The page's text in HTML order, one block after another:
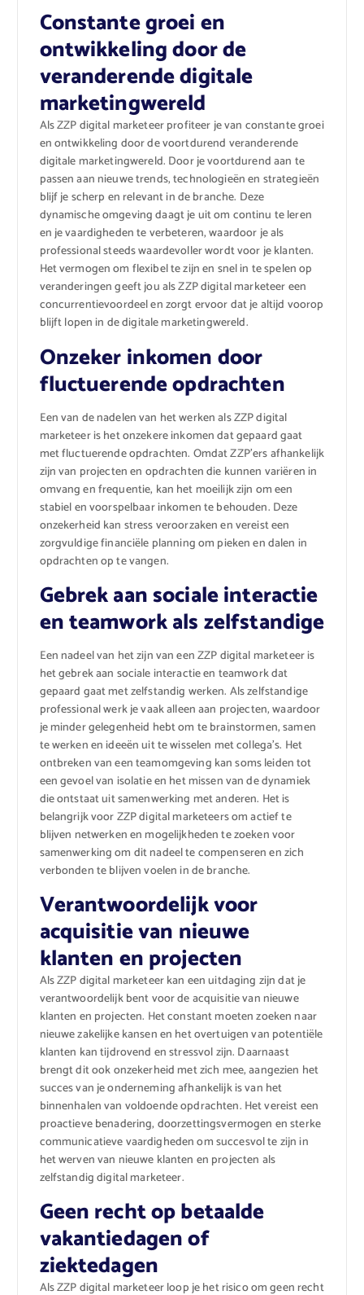
Constante groei en
ontwikkeling door de
veranderende digitale
marketingwereld
Als ZZP digital marketeer profiteer je van constante groei
en ontwikkeling door de voortdurend veranderende
digitale marketingwereld. Door je voortdurend aan te
passen aan nieuwe trends, technologieën en strategieën
blijf je scherp en relevant in de branche. Deze
dynamische omgeving daagt je uit om continu te leren
en je vaardigheden te verbeteren, waardoor je als
professional steeds waardevoller wordt voor je klanten.
Het vermogen om flexibel te zijn en snel in te spelen op
veranderingen geeft jou als ZZP digital marketeer een
concurrentievoordeel en zorgt ervoor dat je altijd voorop
blijft lopen in de digitale marketingwereld.
Onzeker inkomen door
fluctuerende opdrachten
Een van de nadelen van het werken als ZZP digital
marketeer is het onzekere inkomen dat gepaard gaat
met fluctuerende opdrachten. Omdat ZZP’ers afhankelijk
zijn van projecten en opdrachten die kunnen variëren in
omvang en frequentie, kan het moeilijk zijn om een
stabiel en voorspelbaar inkomen te behouden. Deze
onzekerheid kan stress veroorzaken en vereist een
zorgvuldige financiële planning om pieken en dalen in
opdrachten op te vangen.
Gebrek aan sociale interactie
en teamwork als zelfstandige
Een nadeel van het zijn van een ZZP digital marketeer is
het gebrek aan sociale interactie en teamwork dat
gepaard gaat met zelfstandig werken. Als zelfstandige
professional werk je vaak alleen aan projecten, waardoor
je minder gelegenheid hebt om te brainstormen, samen
te werken en ideeën uit te wisselen met collega’s. Het
ontbreken van een teamomgeving kan soms leiden tot
een gevoel van isolatie en het missen van de dynamiek
die ontstaat uit samenwerking met anderen. Het is
belangrijk voor ZZP digital marketeers om actief te
blijven netwerken en mogelijkheden te zoeken voor
samenwerking om dit nadeel te compenseren en zich
verbonden te blijven voelen in de branche.
Verantwoordelijk voor
acquisitie van nieuwe
klanten en projecten
Als ZZP digital marketeer kan een uitdaging zijn dat je
verantwoordelijk bent voor de acquisitie van nieuwe
klanten en projecten. Het constant moeten zoeken naar
nieuwe zakelijke kansen en het overtuigen van potentiële
klanten kan tijdrovend en stressvol zijn. Daarnaast
brengt dit ook onzekerheid met zich mee, aangezien het
succes van je onderneming afhankelijk is van het
binnenhalen van voldoende opdrachten. Het vereist een
proactieve benadering, doorzettingsvermogen en sterke
communicatieve vaardigheden om succesvol te zijn in
het werven van nieuwe klanten en projecten als
zelfstandig digital marketeer.
Geen recht op betaalde
vakantiedagen of
ziektedagen
Als ZZP digital marketeer loop je het risico om geen recht